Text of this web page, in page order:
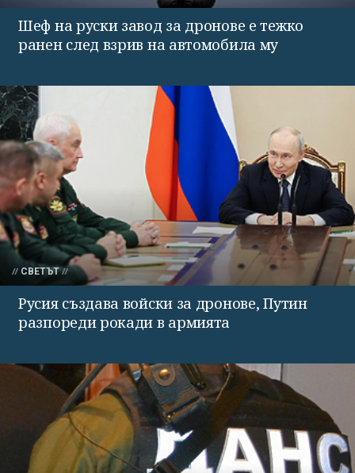
Шеф на руски завод за дронове е тежко
ранен след взрив на автомобила му
СВЕТЪТ
Русия създава войски за дронове, Путин
разпореди рокади в армията